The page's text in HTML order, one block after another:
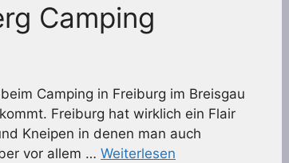
Camping
Camping in Freiburg im Breisgau
Freiburg hat wirklich ein Flair
Kneipen in denen man auch
vor allem … Weiterlesen